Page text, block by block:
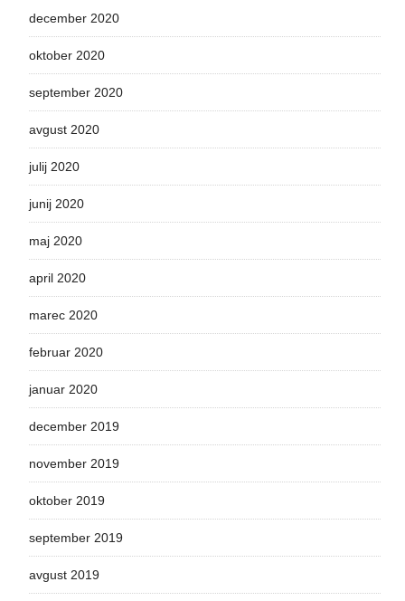
december 2020
oktober 2020
september 2020
avgust 2020
julij 2020
junij 2020
maj 2020
april 2020
marec 2020
februar 2020
januar 2020
december 2019
november 2019
oktober 2019
september 2019
avgust 2019